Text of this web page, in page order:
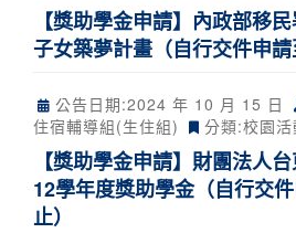
【獎助學金申請】內政部移
子女築夢計畫（自行交件申請
公告日期:2024 年 10 月 15 日
住宿輔導組(生住組)
分類:校園活
【獎助學金申請】財團法人
12學年度獎助學金（自行交
止）